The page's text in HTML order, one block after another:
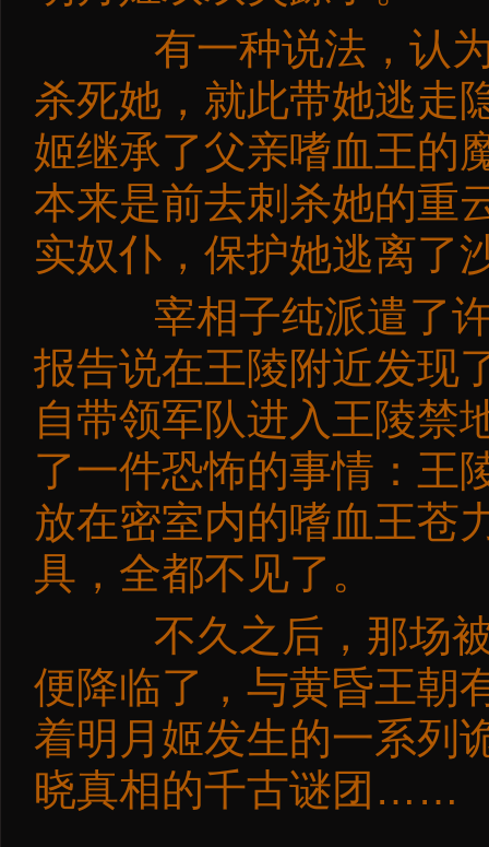
有一种说法，认为
杀死她，就此带她逃走
姬继承了父亲嗜血王的
本来是前去刺杀她的重
实奴仆，保护她逃离了
宰相子纯派遣了许
报告说在王陵附近发现
自带领军队进入王陵禁
了一件恐怖的事情：王
放在密室内的嗜血王苍
具，全都不见了。
不久之后，那场被
便降临了，与黄昏王朝
着明月姬发生的一系列
晓真相的千古谜团……